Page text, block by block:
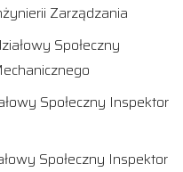
Zarządzania
Społeczny
Społeczny Inspektor
Społeczny Inspektor